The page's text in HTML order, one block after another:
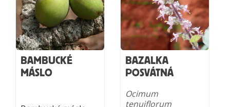
BAMBUCKÉ
MÁSLO
BAZALKA
POSVÁTNÁ
Ocimum
tenuiflorum